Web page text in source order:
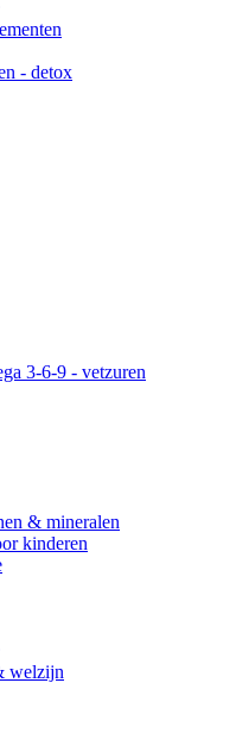
- detox
3-6-9 - vetzuren
& mineralen
kinderen
welzijn